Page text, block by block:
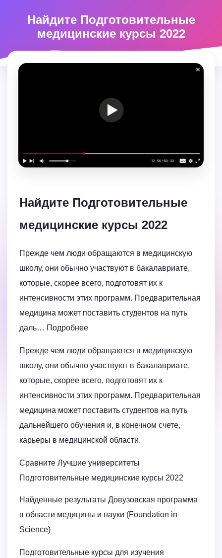
Найдите Подготовительные
медицинские курсы 2022
Найдите Подготовительные
медицинские курсы 2022
Прежде чем люди обращаются в медицинскую
школу, они обычно участвуют в бакалавриате,
которые, скорее всего, подготовят их к
интенсивности этих программ. Предварительная
медицина может поставить студентов на путь
даль… Подробнее
Прежде чем люди обращаются в медицинскую
школу, они обычно участвуют в бакалавриате,
которые, скорее всего, подготовят их к
интенсивности этих программ. Предварительная
медицина может поставить студентов на путь
дальнейшего обучения и, в конечном счете,
карьеры в медицинской области.
Сравните Лучшие университеты
Подготовительные медицинские курсы 2022
Найденные результаты Довузовская программа
в области медицины и науки (Foundation in
Science)
Подготовительные курсы для изучения